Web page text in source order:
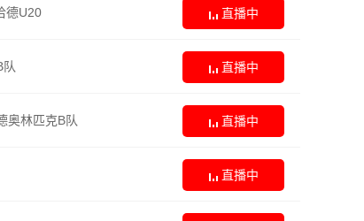
德U20 直播中
队 直播中
奥林匹克B队 直播中
直播中